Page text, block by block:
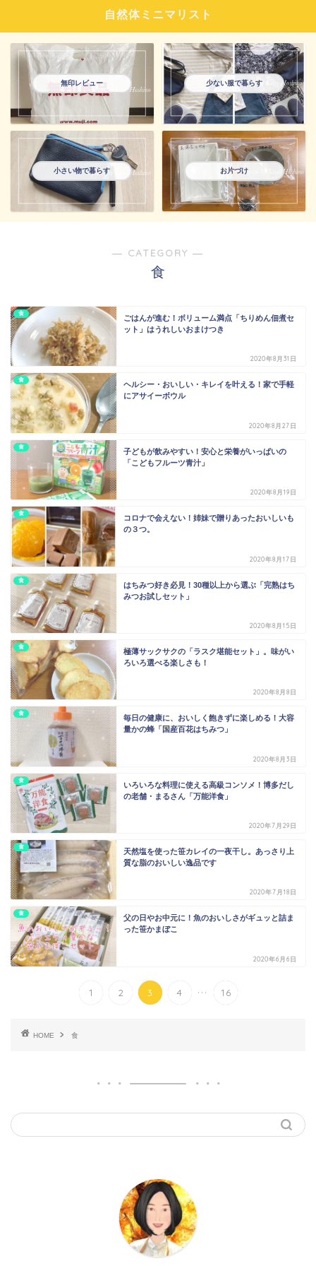
自然体ミニマリスト
無印レビュー 少ない服で暮らす
小さい物で暮らす お片づけ
― CATEGORY ―
食
食
ごはんが進む！ボリューム満点「ちりめん佃煮セ
ット」はうれしいおまけつき
2020年8月31日
食
ヘルシー・おいしい・キレイを叶える！家で手軽
にアサイーボウル
2020年8月27日
食
子どもが飲みやすい！安心と栄養がいっぱいの
「こどもフルーツ青汁」
2020年8月19日
食
コロナで会えない！姉妹で贈りあったおいしいも
の３つ。
2020年8月17日
食
はちみつ好き必見！30種以上から選ぶ「完熟はち
みつお試しセット」
2020年8月15日
食
極薄サックサクの「ラスク堪能セット」。味がい
ろいろ選べる楽しさも！
2020年8月8日
食
毎日の健康に、おいしく飽きずに楽しめる！大容
量かの蜂「国産百花はちみつ」
2020年8月3日
食
いろいろな料理に使える高級コンソメ！博多だし
の老舗・まるさん「万能洋食」
2020年7月29日
食
天然塩を使った笹カレイの一夜干し。あっさり上
質な脂のおいしい逸品です
2020年7月18日
食
父の日やお中元に！魚のおいしさがギュッと詰ま
った笹かまぼこ
2020年6月6日
1 2 3 4 ... 16
HOME 食